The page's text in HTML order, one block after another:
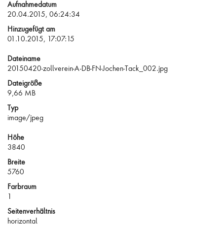
Aufnahmedatum
20.04.2015, 06:24:34
Hinzugefügt am
01.10.2015, 17:07:15
Dateiname
20150420-zollverein-A-DB-FN-Jochen-Tack_002.jpg
Dateigröße
9,66 MB
Typ
image/jpeg
Höhe
3840
Breite
5760
Farbraum
1
Seitenverhältnis
horizontal